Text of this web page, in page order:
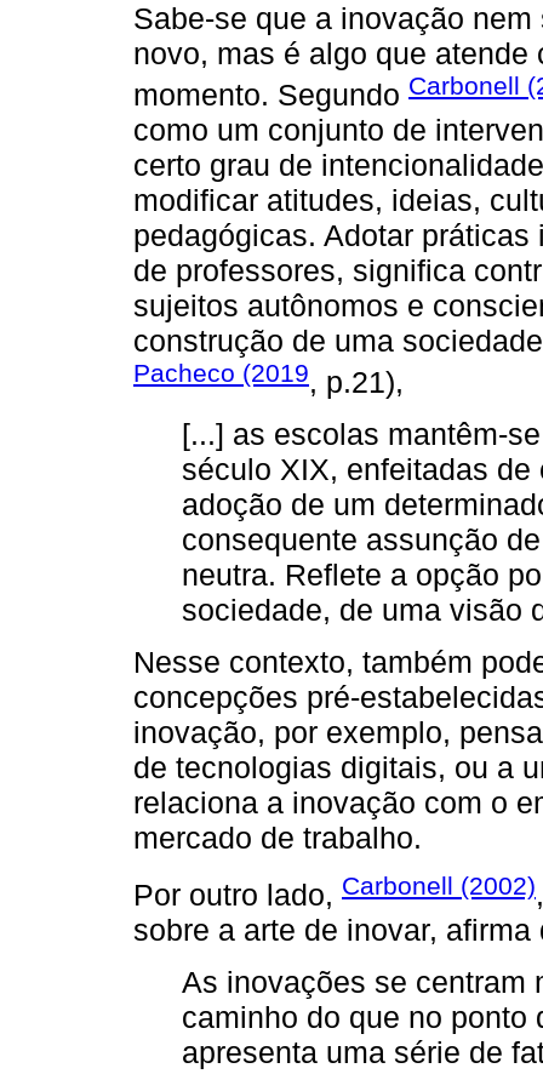
Sabe-se que a inovação
novo, mas é algo que
momento. Segundo Carbonell
como um conjunto de
certo grau de
modificar atitudes, ideias,
pedagógicas. Adotar
de professores, significa
sujeitos autônomos e
construção de uma
Pacheco (2019, p.21),
[...] as escolas mantêm-
século XIX, enfeitadas
adoção de um
consequente assunção
neutra. Reflete a opção
sociedade, de uma visão
Nesse contexto, também
concepções pré-
inovação, por exemplo,
de tecnologias digitais, ou a
relaciona a inovação com o
mercado de trabalho.
Por outro lado, Carbonell (2002)
sobre a arte de inovar,
As inovações se centram
caminho do que no ponto
apresenta uma série de